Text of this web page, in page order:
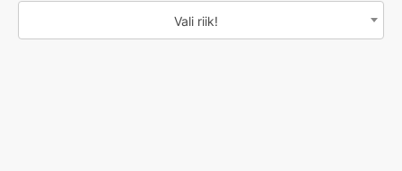
Vali riik!